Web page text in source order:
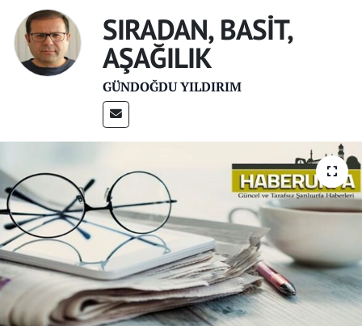
SIRADAN, BASİT,
AŞAĞILIK
GÜNDOĞDU YILDIRIM